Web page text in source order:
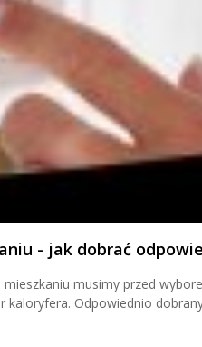
- jak dobrać
musimy przed
kaloryfera. Odpowiednio